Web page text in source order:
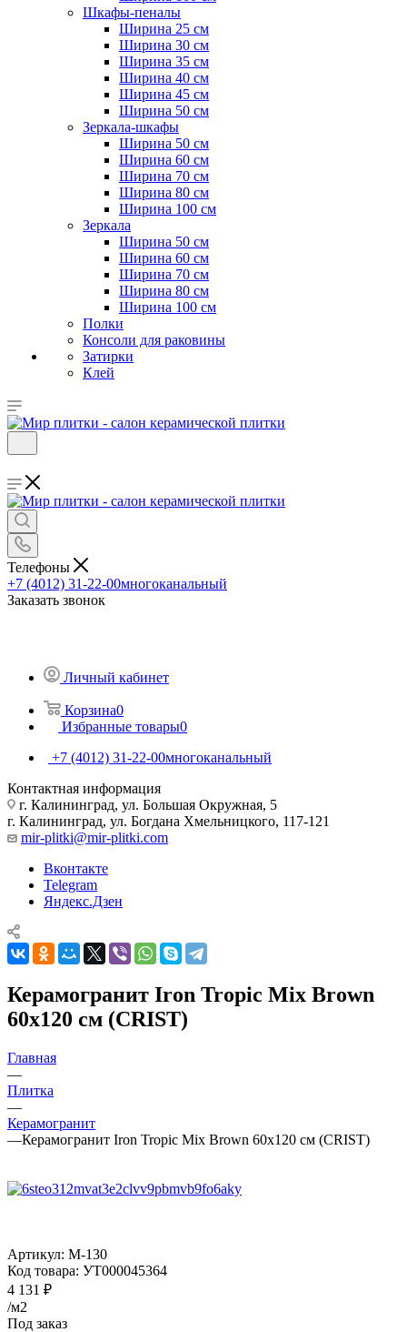
Шкафы-пеналы
Ширина 25 см
Ширина 30 см
Ширина 35 см
Ширина 40 см
Ширина 45 см
Ширина 50 см
Зеркала-шкафы
Ширина 50 см
Ширина 60 см
Ширина 70 см
Ширина 80 см
Ширина 100 см
Зеркала
Ширина 50 см
Ширина 60 см
Ширина 70 см
Ширина 80 см
Ширина 100 см
Полки
Консоли для раковины
Затирки
Клей
Телефоны
+7 (4012) 31-22-00многоканальный
Заказать звонок
Личный кабинет
Корзина0
Избранные товары0
+7 (4012) 31-22-00многоканальный
Контактная информация
г. Калининград, ул. Большая Окружная, 5
г. Калининград, ул. Богдана Хмельницкого, 117-121
mir-plitki@mir-plitki.com
Вконтакте
Telegram
Яндекс.Дзен
Керамогранит Iron Tropic Mix Brown
60х120 см (CRIST)
Главная
—
Плитка
—
Керамогранит
—Керамогранит Iron Tropic Mix Brown 60х120 см (CRIST)
Артикул: M-130
Код товара: УТ000045364
4 131 ₽
/м2
Под заказ